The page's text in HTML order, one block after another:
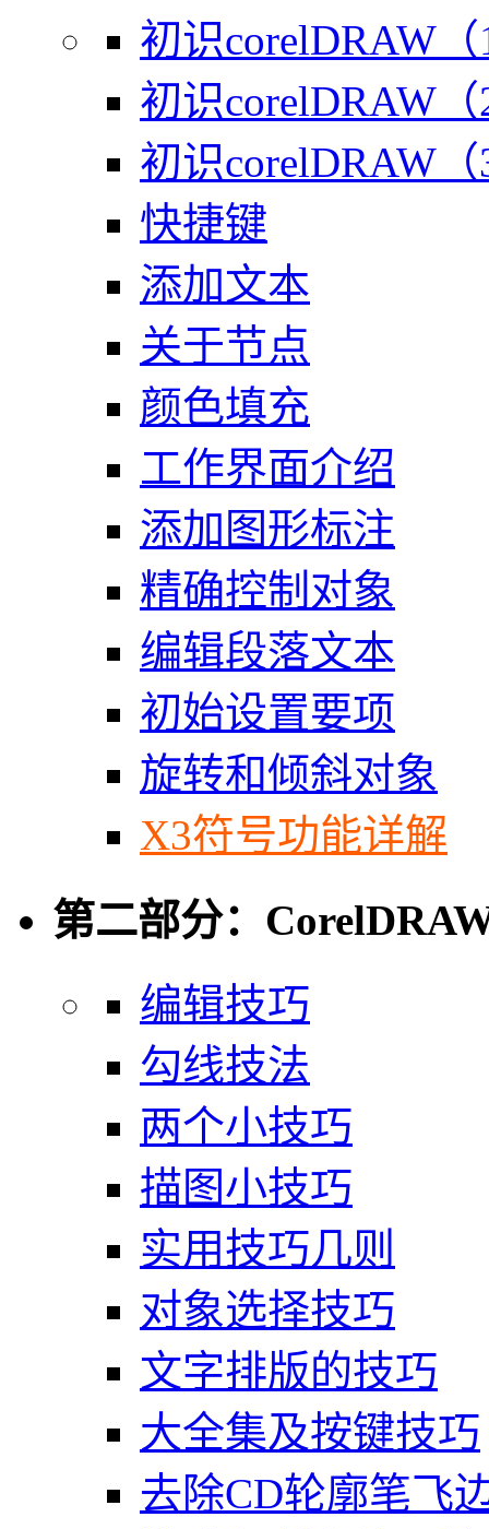
初识corelDRAW
初识corelDRAW
初识corelDRAW
快捷键
添加文本
关于节点
颜色填充
工作界面介绍
添加图形标注
精确控制对象
编辑段落文本
初始设置要项
旋转和倾斜对象
X3符号功能详解
第二部分：
编辑技巧
勾线技法
两个小技巧
描图小技巧
实用技巧几则
对象选择技巧
文字排版的技巧
大全集及按键技巧
去除CD轮廓笔飞